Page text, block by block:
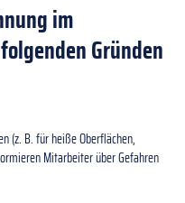
im
Gründen
(z. B. für heiße Oberflächen,
Mitarbeiter über Gefahren